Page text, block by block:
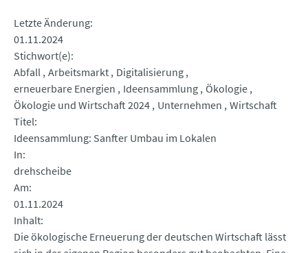
Letzte Änderung
01.11.2024
Stichwort(e)
Abfall Arbeitsmarkt Digitalisierung
erneuerbare Energien
Ideensammlung Ökologie
Ökologie und Wirtschaft 2024 Unternehmen Wirtschaft
Titel
Ideensammlung: Sanfter Umbau im Lokalen
In
drehscheibe
Am
01.11.2024
Inhalt
Die ökologische Erneuerung der deutschen Wirtschaft lässt